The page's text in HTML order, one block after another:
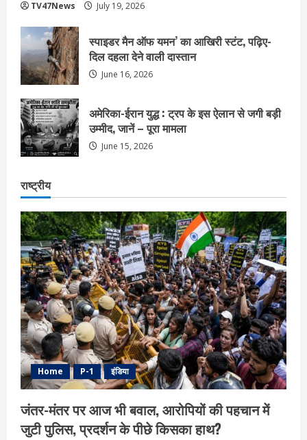
TV47News July 19, 2026
स्पाइडर मैन ऑफ यमन’ का आखिरी स्टंट, पढ़िए-
दिल दहला देने वाली दास्तान
June 16, 2026
अमेरिका-ईरान युद्ध : ट्रप के इस ऐलान से जगी बड़ी
उम्मीद, जानें – पूरा मामला
June 15, 2026
राष्ट्रीय
Home P-1 इंडिया
जंतर-मंतर पर आज भी बवाल, आरोपियों की पहचान में
जुटी पुलिस, प्रदर्शन के पीछे किसका हाथ?